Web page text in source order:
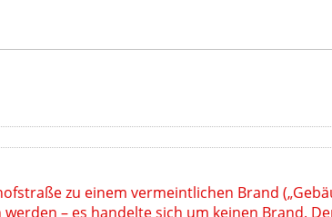
zu einem vermeintlichen Brand
– es handelte sich um keinen Brand.